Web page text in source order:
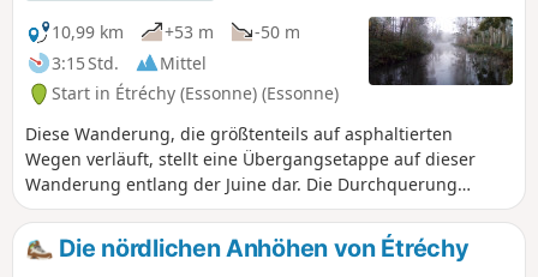
10,99 km
+53 m
-50 m
3:15 Std.
Mittel
Start in Étréchy (Essonne) (Essonne)
Diese Wanderung, die größtenteils auf asphaltierten
Wegen verläuft, stellt eine Übergangsetappe auf dieser
Wanderung entlang der Juine dar. Die Durchquerung
einiger hübscher Dörfer, zwei alte Mühlen, eine schöne
Kirche und eine geologische Sehenswürdigkeit bereichern
diese Route.
Die nördlichen Anhöhen von Étréchy